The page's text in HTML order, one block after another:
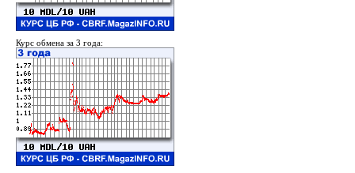
Курс обмена за 3 года: